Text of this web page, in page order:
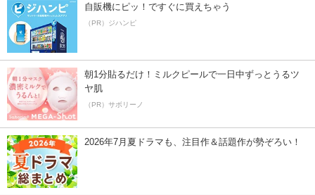
自販機にピッ！ですぐに買えちゃう
（PR）ジハンピ
朝1分貼るだけ！ミルクピールで一日中ずっとうるツ
ヤ肌
（PR）サボリーノ
2026年7月夏ドラマも、注目作＆話題作が勢ぞろい！